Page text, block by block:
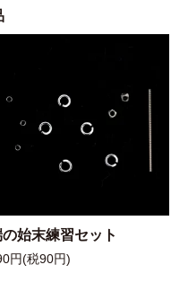
始末練習セット
円(税90円)